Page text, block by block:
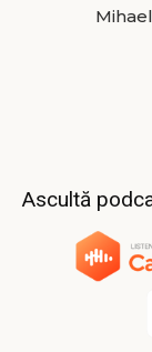
Ascultă